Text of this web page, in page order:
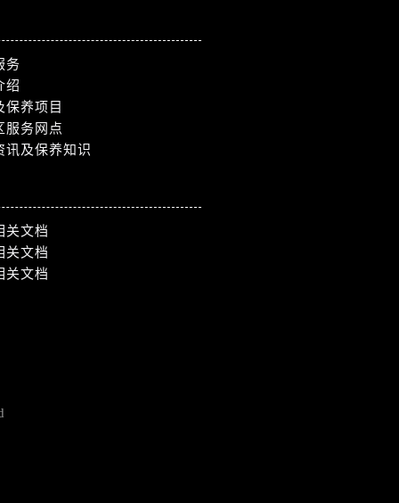
务
绍
保养项目
服务网点
讯及保养知识
关文档
关文档
关文档